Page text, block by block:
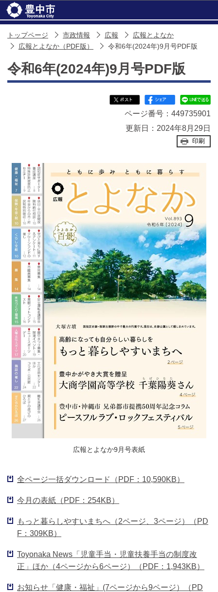
トップページ 市政情報 広報
広報とよなか
広報とよなか（PDF版）
令和6年(2024年)9月号PDF版
令和6年(2024年)9月号PDF版
ページ番号：449735901
更新日：2024年8月29日
印刷
広報とよなか9月号表紙
全ページ一括ダウンロード（PDF：10,590KB）
今月の表紙（PDF：254KB）
もっと暮らしやすいまちへ（2ページ、3ページ）（PD
F：309KB）
Toyonaka News「児童手当・児童扶養手当の制度改
正」ほか（4ページから6ページ）（PDF：1,943KB）
お知らせ「健康・福祉」(7ページから9ページ）（PD